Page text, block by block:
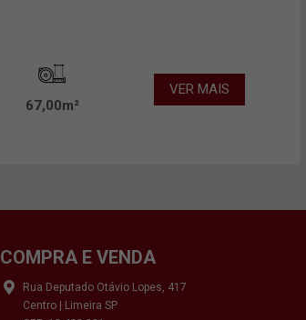
67,00m²
VER MAIS
COMPRA E VENDA
Rua Deputado Otávio Lopes, 417
Centro | Limeira SP